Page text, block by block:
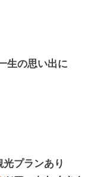
生の思い出に
プランあり